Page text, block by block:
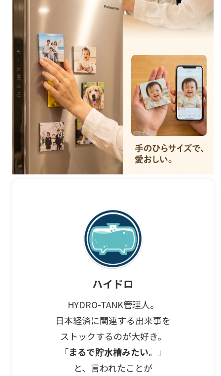
ハイドロ
HYDRO-TANK管理人。
日本経済に関連する出来事を
ストックするのが大好き。
「まるで貯水槽みたい。
」
と、言われたことが